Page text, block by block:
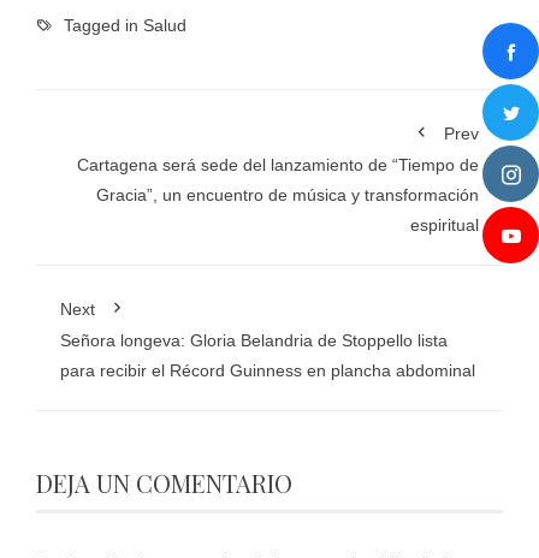
Tagged in Salud
Prev
Cartagena será sede del lanzamiento de “Tiempo de
Gracia”, un encuentro de música y transformación
espiritual
Next
Señora longeva: Gloria Belandria de Stoppello lista
para recibir el Récord Guinness en plancha abdominal
DEJA UN COMENTARIO